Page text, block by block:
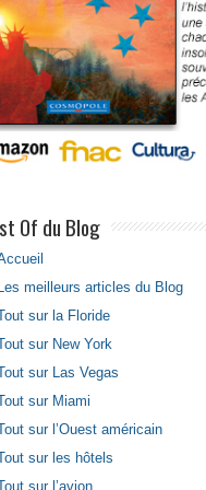
Of du Blog
meilleurs articles du Blog
sur la Floride
sur New York
sur Las Vegas
sur Miami
sur l’Ouest américain
sur les hôtels
sur l’avion